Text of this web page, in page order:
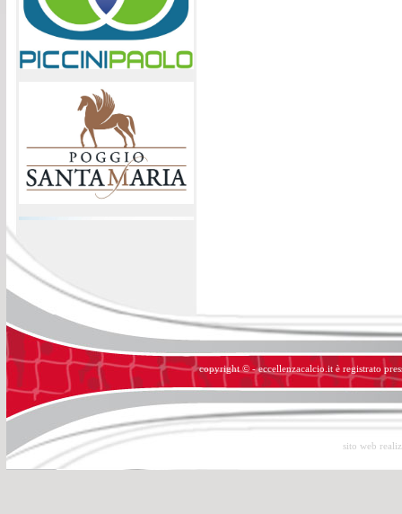
copyright © - eccellenzacalcio.it è registrato
sito web